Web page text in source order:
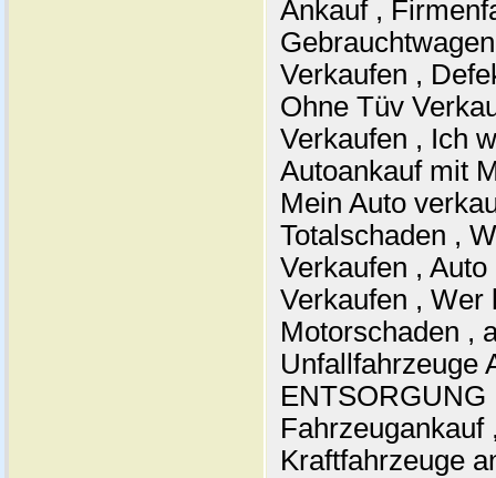
Ankauf ,
Verkaufen ,
Ohne Tüv
Verkaufen , Ich
Autoankauf mit
Mein Auto
Totalschaden ,
Verkaufen ,
Verkaufen , Wer
Motorschaden ,
Unfallfahrzeuge
ENTSORGUNG
Fahrzeugankauf
Kraftfahrzeuge